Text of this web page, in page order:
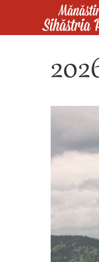
Mergi la conţinutul